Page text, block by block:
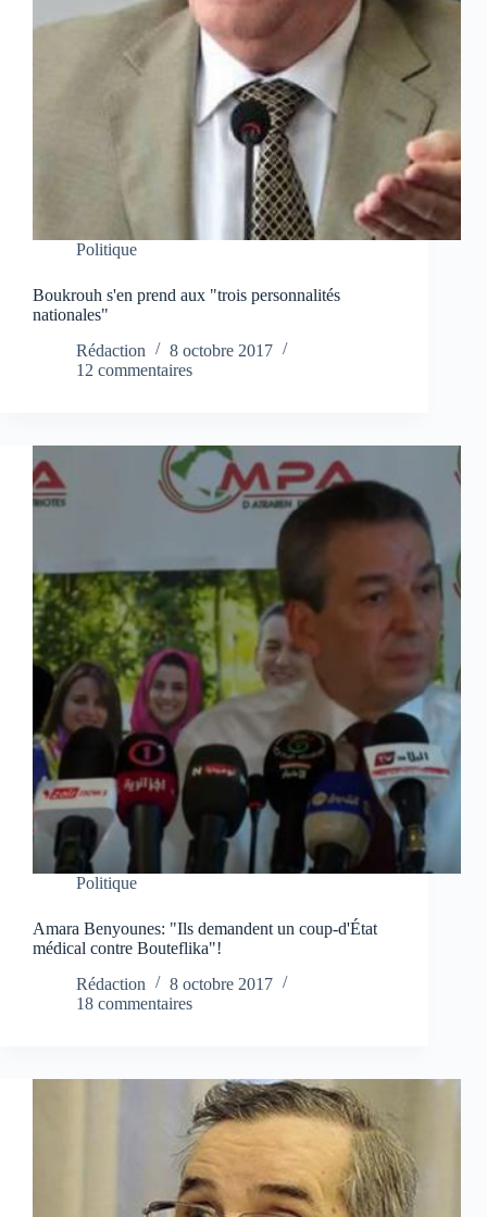
Politique
Boukrouh s'en prend aux "trois personnalités
nationales"
Rédaction
8 octobre 2017
12 commentaires
Politique
Amara Benyounes: "Ils demandent un coup-d'État
médical contre Bouteflika"!
Rédaction
8 octobre 2017
18 commentaires